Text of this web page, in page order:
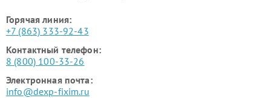
Горячая линия:
+7 (863) 333-92-43
Контактный телефон:
8 (800) 100-33-26
Электронная почта:
info@dexp-fixim.ru